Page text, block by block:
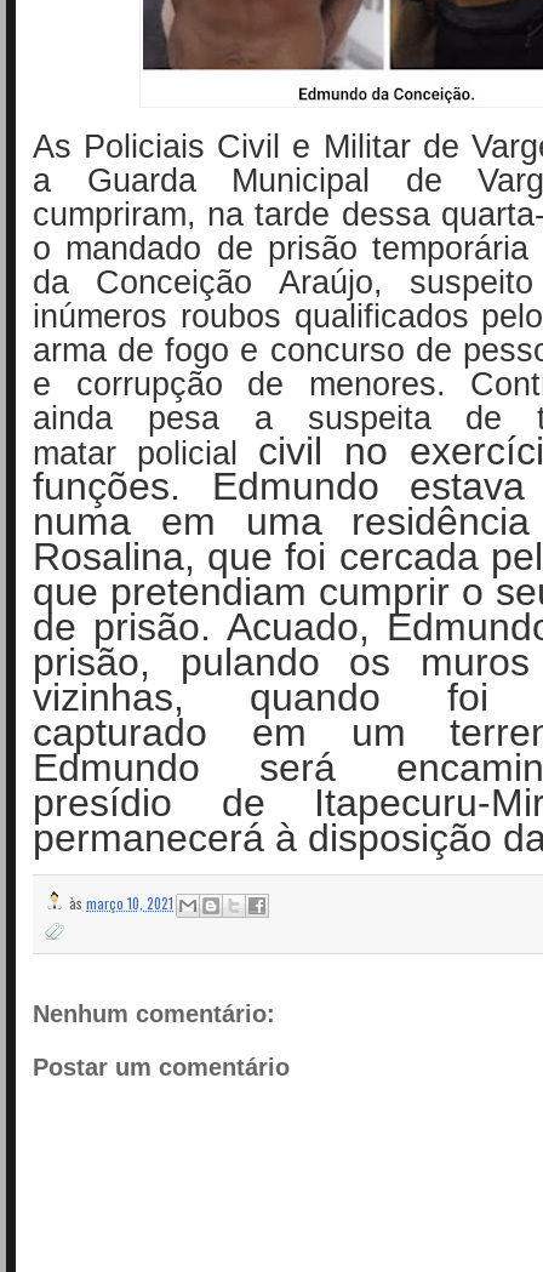
As Policiais Civil e Militar de
a Guarda Municipal de
cumpriram, na tarde dessa
o mandado de prisão temporária
da Conceição Araújo,
inúmeros roubos qualificados
arma de fogo e concurso de
e corrupção de menores.
ainda pesa a suspeita de
matar policial
civil no
funções. Edmundo estava
numa em uma
Rosalina, que foi cercada
que pretendiam cumprir o
de prisão. Acuado,
prisão, pulando os
vizinhas, quando foi
capturado em um
Edmundo será
presídio de Itapecuru-
permanecerá à disposição
às março 10, 2021
Nenhum comentário:
Postar um comentário